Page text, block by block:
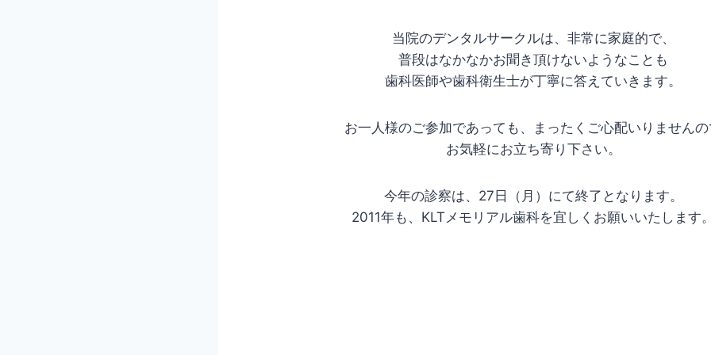
当院のデンタルサークルは、非常に家庭的で、
普段はなかなかお聞き頂けないようなことも
歯科医師や歯科衛生士が丁寧に答えていきます。
お一人様のご参加であっても、まったくご心配いりません
お気軽にお立ち寄り下さい。
今年の診察は、27日（月）にて終了となります。
2011年も、KLTメモリアル歯科を宜しくお願いいたします